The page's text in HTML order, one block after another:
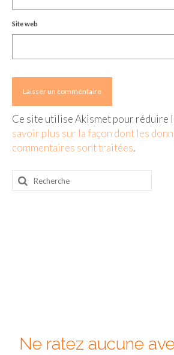
Site web
Ce site utilise Akismet pour réduire
savoir plus sur la façon dont les
commentaires sont traitées.
Rechercher
:
Ne ratez aucune